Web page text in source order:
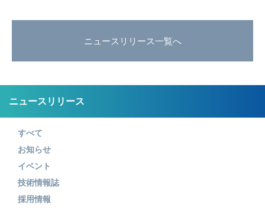
ニュースリリース一覧へ
ニュースリリース
すべて
お知らせ
イベント
技術情報誌
採用情報